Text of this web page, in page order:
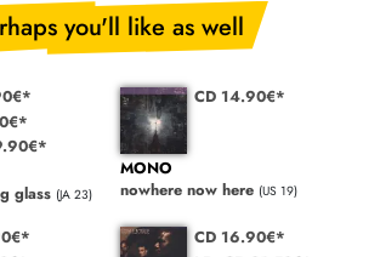
you'll like as well
glass (JA 23)
CD 14.90€*
MONO
nowhere now here (US 19)
CD 16.90€*